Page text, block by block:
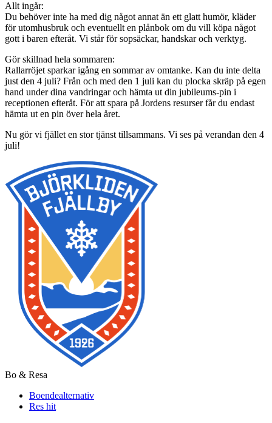
Allt ingår:
Du behöver inte ha med dig något annat än ett glatt humör, kläder
för utomhusbruk och eventuellt en plånbok om du vill köpa något
gott i baren efteråt. Vi står för sopsäckar, handskar och verktyg.
Gör skillnad hela sommaren:
Rallarröjet sparkar igång en sommar av omtanke. Kan du inte delta
just den 4 juli? Från och med den 1 juli kan du plocka skräp på egen
hand under dina vandringar och hämta ut din jubileums-pin i
receptionen efteråt. För att spara på Jordens resurser får du endast
hämta ut en pin över hela året.
Nu gör vi fjället en stor tjänst tillsammans. Vi ses på verandan den 4
juli!
Bo & Resa
Boendealternativ
Res hit